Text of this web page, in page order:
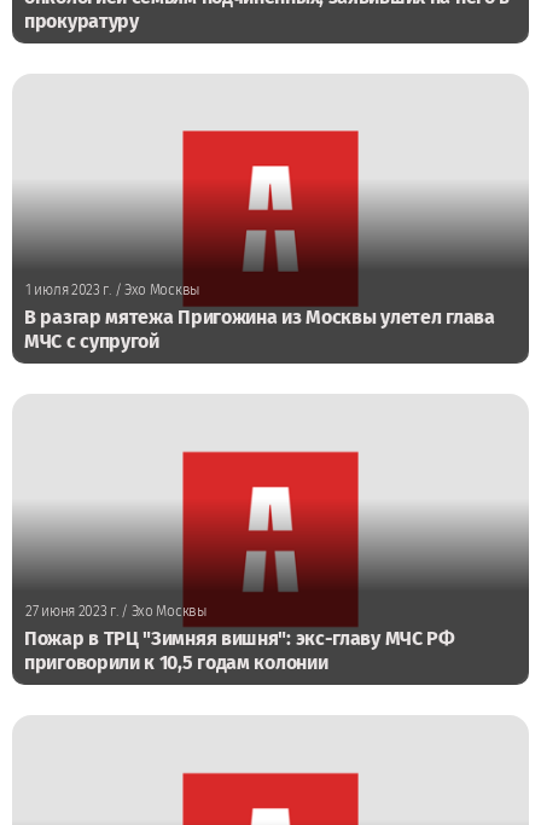
прокуратуру
1 июля 2023 г./ Эхо Москвы
В разгар мятежа Пригожина из Москвы улетел глава
МЧС с супругой
27 июня 2023 г./ Эхо Москвы
Пожар в ТРЦ "Зимняя вишня": экс-главу МЧС РФ
приговорили к 10,5 годам колонии